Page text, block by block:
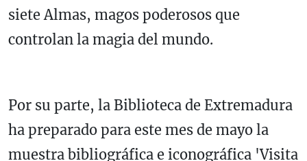
siete Almas, magos poderosos que
controlan la magia del mundo.
Por su parte, la Biblioteca de Extremadura
ha preparado para este mes de mayo la
muestra bibliográfica e iconográfica 'Visita